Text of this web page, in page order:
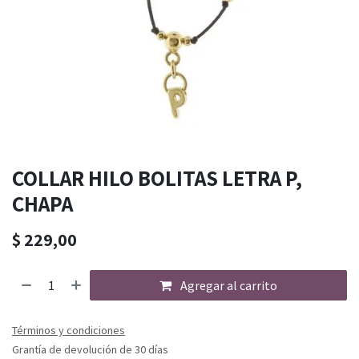
COLLAR HILO BOLITAS LETRA P,
CHAPA
$ 229,00
Agregar al carrito
Términos y condiciones
Grantía de devolución de 30 días